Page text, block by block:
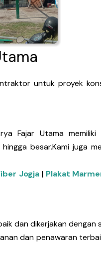
untuk proyek
Fajar Utama memiliki
besar.Kami juga
Jogja| Plakat
dan dikerjakan dengan
dan penawaran